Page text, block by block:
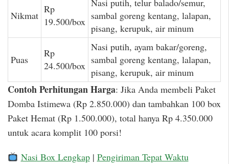
Nikmat
Rp
19.500/box sambal goreng kentang, lalapan,
pisang, kerupuk, air minum
Puas
Rp
24.500/box
Nasi putih, ayam bakar/goreng,
sambal goreng kentang, lalapan,
pisang, kerupuk, air minum
Contoh Perhitungan Harga: Jika Anda membeli Paket
Domba Istimewa (Rp 2.850.000) dan tambahkan 100 box
Paket Hemat (Rp 1.500.000), total hanya Rp 4.350.000
untuk acara komplit 100 porsi!
Nasi Box Lengkap| Pengiriman Tepat Waktu